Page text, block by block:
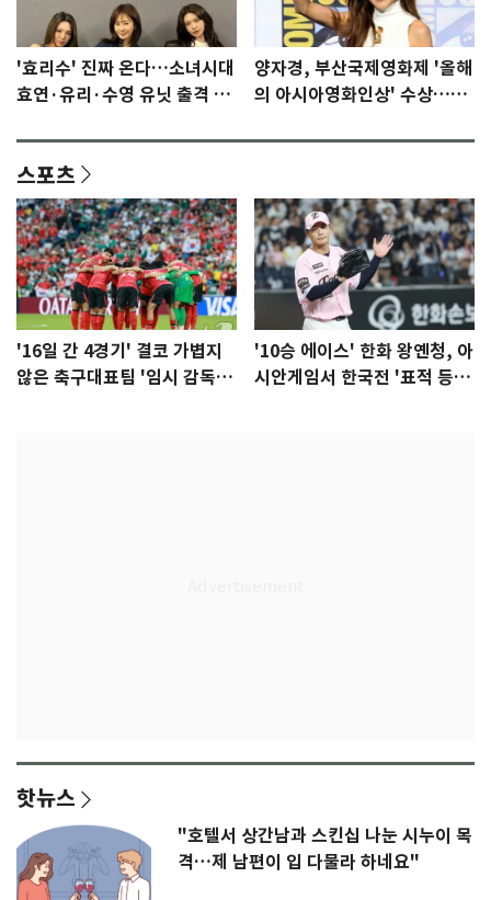
'효리수' 진짜 온다…소녀시대
효연·유리·수영 유닛 출격 [N
양자경, 부산국제영화제 '올해
의 아시아영화인상' 수상…15
스포츠
'16일 간 4경기' 결코 가볍지
않은 축구대표팀 '임시 감독'
'10승 에이스' 한화 왕옌청, 아
시안게임서 한국전 '표적 등
핫뉴스
"호텔서 상간남과 스킨십 나눈 시누이 목
격…제 남편이 입 다물라 하네요"